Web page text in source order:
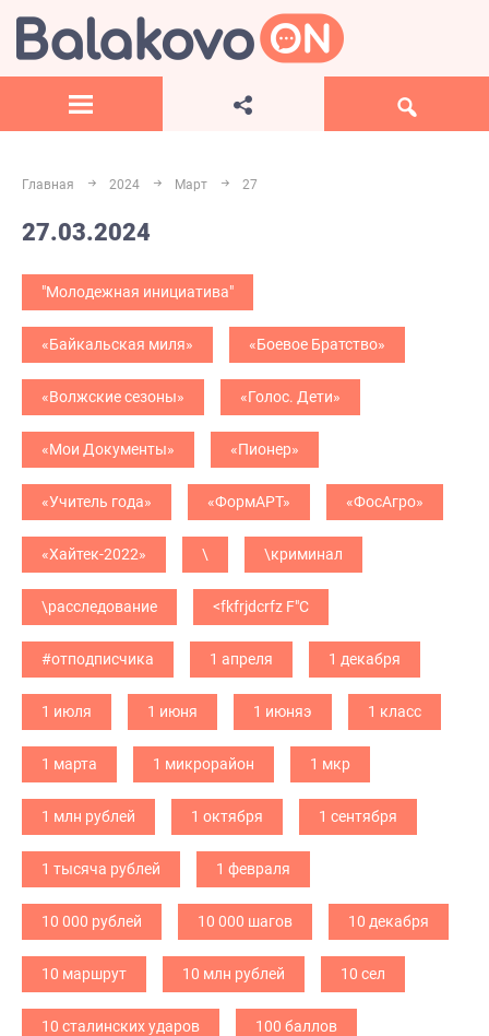
Главная 2024 Март 27
27.03.2024
"Молодежная инициатива"
«Байкальская миля» «Боевое Братство»
«Волжские сезоны» «Голос. Дети»
«Мои Документы» «Пионер»
«Учитель года» «ФормАРТ» «ФосАгро»
«Хайтек-2022» \ \криминал
\расследование <fkfrjdcrfz F"C
#отподписчика 1 апреля 1 декабря
1 июля 1 июня 1 июняэ 1 класс
1 марта 1 микрорайон 1 мкр
1 млн рублей 1 октября 1 сентября
1 тысяча рублей 1 февраля
10 000 рублей 10 000 шагов 10 декабря
10 маршрут 10 млн рублей 10 сел
10 сталинских ударов 100 баллов